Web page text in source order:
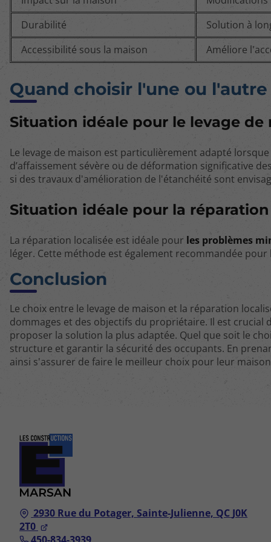
Durabilité
Solution à
Accessibilité sous la maison
Améliore
Quand choisir l'une ou l'autre
Situation idéale pour le levage de
Le levage de maison est particulièrement adapté
d’affaissement sévère ou de déformation significative
si des travaux d'amélioration de l'étanchéité sont
Situation idéale pour la
La réparation localisée est idéale pour les problèmes
léger. Cette méthode est également recommandée
Conclusion
Le choix entre le levage de maison et la réparation
dommages et des objectifs du propriétaire. Il est
proposer la solution la plus adaptée. Quel que soit le
structure et garantir la sécurité des occupants. En
ainsi s'assurer de faire le meilleur choix pour leur
2930 Rue du Potager, Sainte-Julienne, QC J0K
2T0